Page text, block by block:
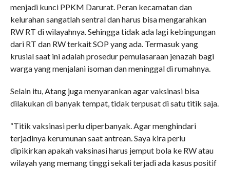
menjadi kunci PPKM Darurat. Peran kecamatan dan
kelurahan sangatlah sentral dan harus bisa mengarahkan
RW RT di wilayahnya. Sehingga tidak ada lagi kebingungan
dari RT dan RW terkait SOP yang ada. Termasuk yang
krusial saat ini adalah prosedur pemulasaraan jenazah bagi
warga yang menjalani isoman dan meninggal di rumahnya.
Selain itu, Atang juga menyarankan agar vaksinasi bisa
dilakukan di banyak tempat, tidak terpusat di satu titik saja.
“Titik vaksinasi perlu diperbanyak. Agar menghindari
terjadinya kerumunan saat antrean. Saya kira perlu
dipikirkan apakah vaksinasi harus jemput bola ke RW atau
wilayah yang memang tinggi sekali terjadi ada kasus positif